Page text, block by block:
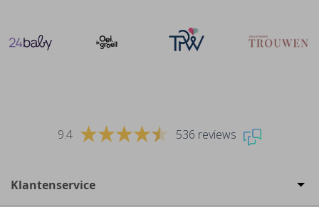
9.4 536 reviews
Klantenservice